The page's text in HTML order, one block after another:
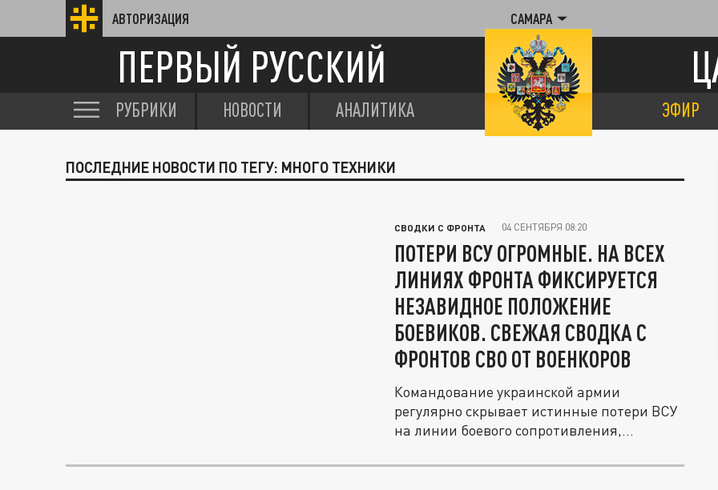
АВТОРИЗАЦИЯ САМАРА
ПЕРВЫЙ РУССКИЙ
РУБРИКИ НОВОСТИ АНАЛИТИКА ЭФИР
ПОСЛЕДНИЕ НОВОСТИ ПО ТЕГУ: МНОГО ТЕХНИКИ
СВОДКИ С ФРОНТА 04 СЕНТЯБРЯ 08:20
ПОТЕРИ ВСУ ОГРОМНЫЕ. НА ВСЕХ
ЛИНИЯХ ФРОНТА ФИКСИРУЕТСЯ
НЕЗАВИДНОЕ ПОЛОЖЕНИЕ
БОЕВИКОВ. СВЕЖАЯ СВОДКА С
ФРОНТОВ СВО ОТ ВОЕНКОРОВ
Командование украинской армии
регулярно скрывает истинные потери ВСУ
на линии боевого сопротивления,